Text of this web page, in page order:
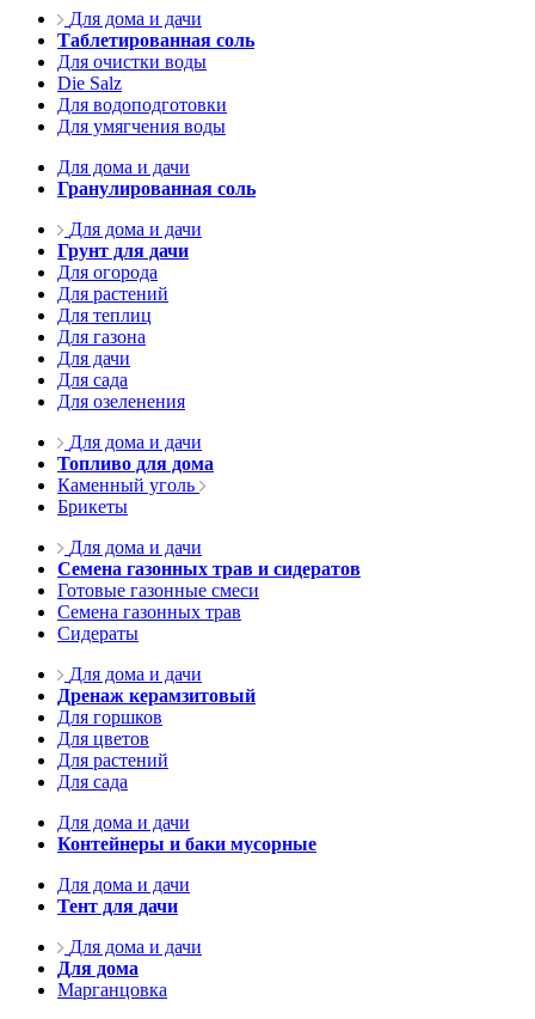
Для дома и дачи
Таблетированная соль
Для очистки воды
Die Salz
Для водоподготовки
Для умягчения воды
Для дома и дачи
Гранулированная соль
Для дома и дачи
Грунт для дачи
Для огорода
Для растений
Для теплиц
Для газона
Для дачи
Для сада
Для озеленения
Для дома и дачи
Топливо для дома
Каменный уголь
Брикеты
Для дома и дачи
Семена газонных трав и сидератов
Готовые газонные смеси
Семена газонных трав
Сидераты
Для дома и дачи
Дренаж керамзитовый
Для горшков
Для цветов
Для растений
Для сада
Для дома и дачи
Контейнеры и баки мусорные
Для дома и дачи
Тент для дачи
Для дома и дачи
Для дома
Марганцовка